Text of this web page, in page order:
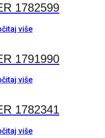
1782599
više
1791990
više
1782341
više